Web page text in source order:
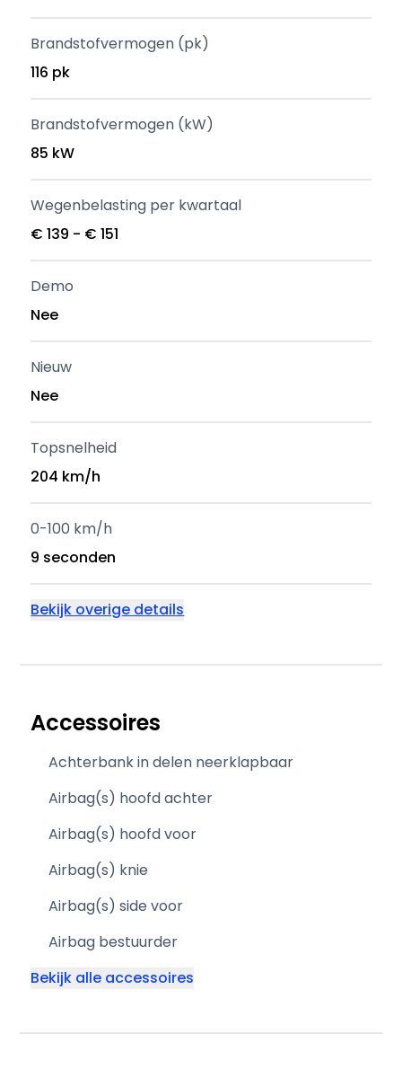
Brandstofvermogen (pk)
116 pk
Brandstofvermogen (kW)
85 kW
Wegenbelasting per kwartaal
€ 139 - € 151
Demo
Nee
Nieuw
Nee
Topsnelheid
204 km/h
0-100 km/h
9 seconden
Bekijk overige details
Accessoires
Achterbank in delen neerklapbaar
Airbag(s) hoofd achter
Airbag(s) hoofd voor
Airbag(s) knie
Airbag(s) side voor
Airbag bestuurder
Bekijk alle accessoires